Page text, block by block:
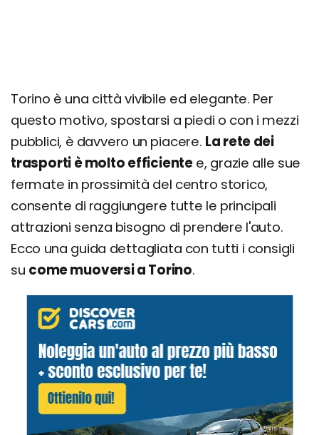
Torino è una città vivibile ed elegante. Per
questo motivo, spostarsi a piedi o con i mezzi
pubblici, è davvero un piacere. La rete dei
trasporti è molto efficientee, grazie alle sue
fermate in prossimità del centro storico,
consente di raggiungere tutte le principali
attrazioni senza bisogno di prendere l'auto.
Ecco una guida dettagliata con tutti i consigli
su come muoversi a Torino.